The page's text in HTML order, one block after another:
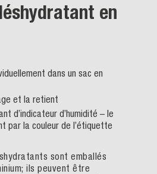
en
dans un sac en
et la retient
d’indicateur d’humidité – le
par la couleur de l’étiquette
sont emballés
ils peuvent être